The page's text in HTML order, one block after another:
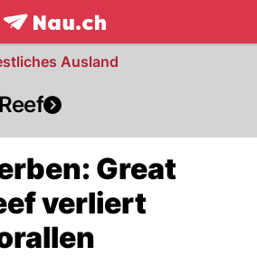
frontpage.NAU.ch
Ausland
Great
verliert